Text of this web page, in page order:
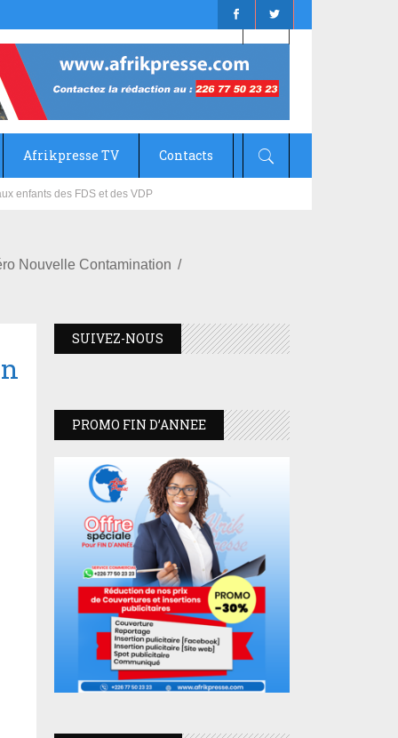
Afrikpresse TV Contacts
Nouvelle Contamination
SUIVEZ-NOUS
PROMO FIN D’ANNEE